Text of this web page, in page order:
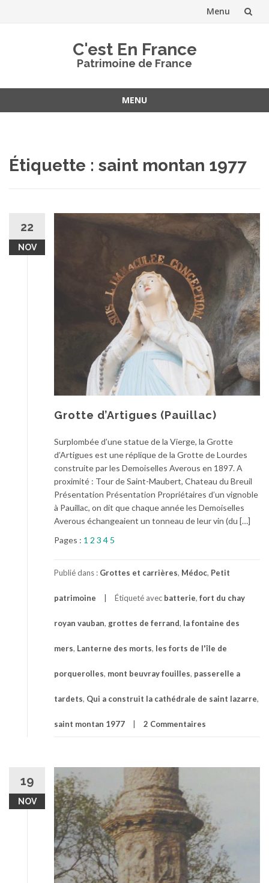
Menu
C'est En France
Patrimoine de France
MENU
Étiquette : saint montan 1977
22
NOV
Grotte d’Artigues (Pauillac)
Surplombée d’une statue de la Vierge, la Grotte
d’Artigues est une réplique de la Grotte de Lourdes
construite par les Demoiselles Averous en 1897. A
proximité : Tour de Saint-Maubert, Chateau du Breuil
Présentation Présentation Propriétaires d’un vignoble
à Pauillac, on dit que chaque année les Demoiselles
Averous échangeaient un tonneau de leur vin (du […]
Pages : 1 2 3 4 5
Publié dans : Grottes et carrières, Médoc, Petit
patrimoine Étiqueté avec batterie, fort du chay
royan vauban, grottes de ferrand, la fontaine des
mers, Lanterne des morts, les forts de l'île de
porquerolles, mont beuvray fouilles, passerelle a
tardets, Qui a construit la cathédrale de saint lazarre,
saint montan 1977 2 Commentaires
19
NOV